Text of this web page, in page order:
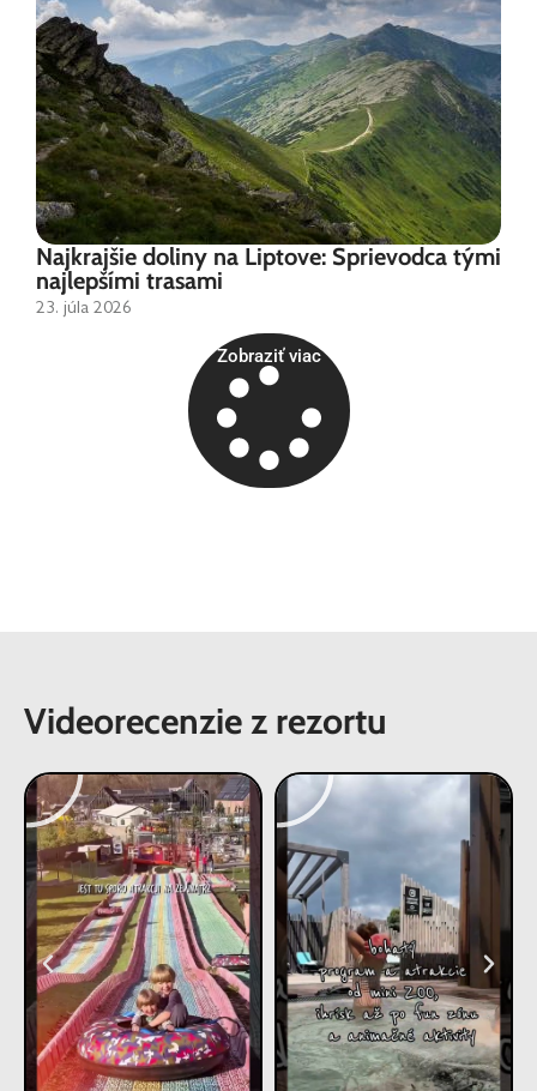
Najkrajšie doliny na Liptove: Sprievodca tými
najlepšími trasami
23. júla 2026
Zobraziť viac
Videorecenzie z rezortu